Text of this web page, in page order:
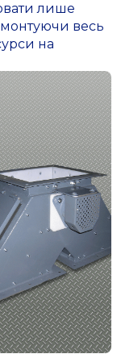
лише
весь
на